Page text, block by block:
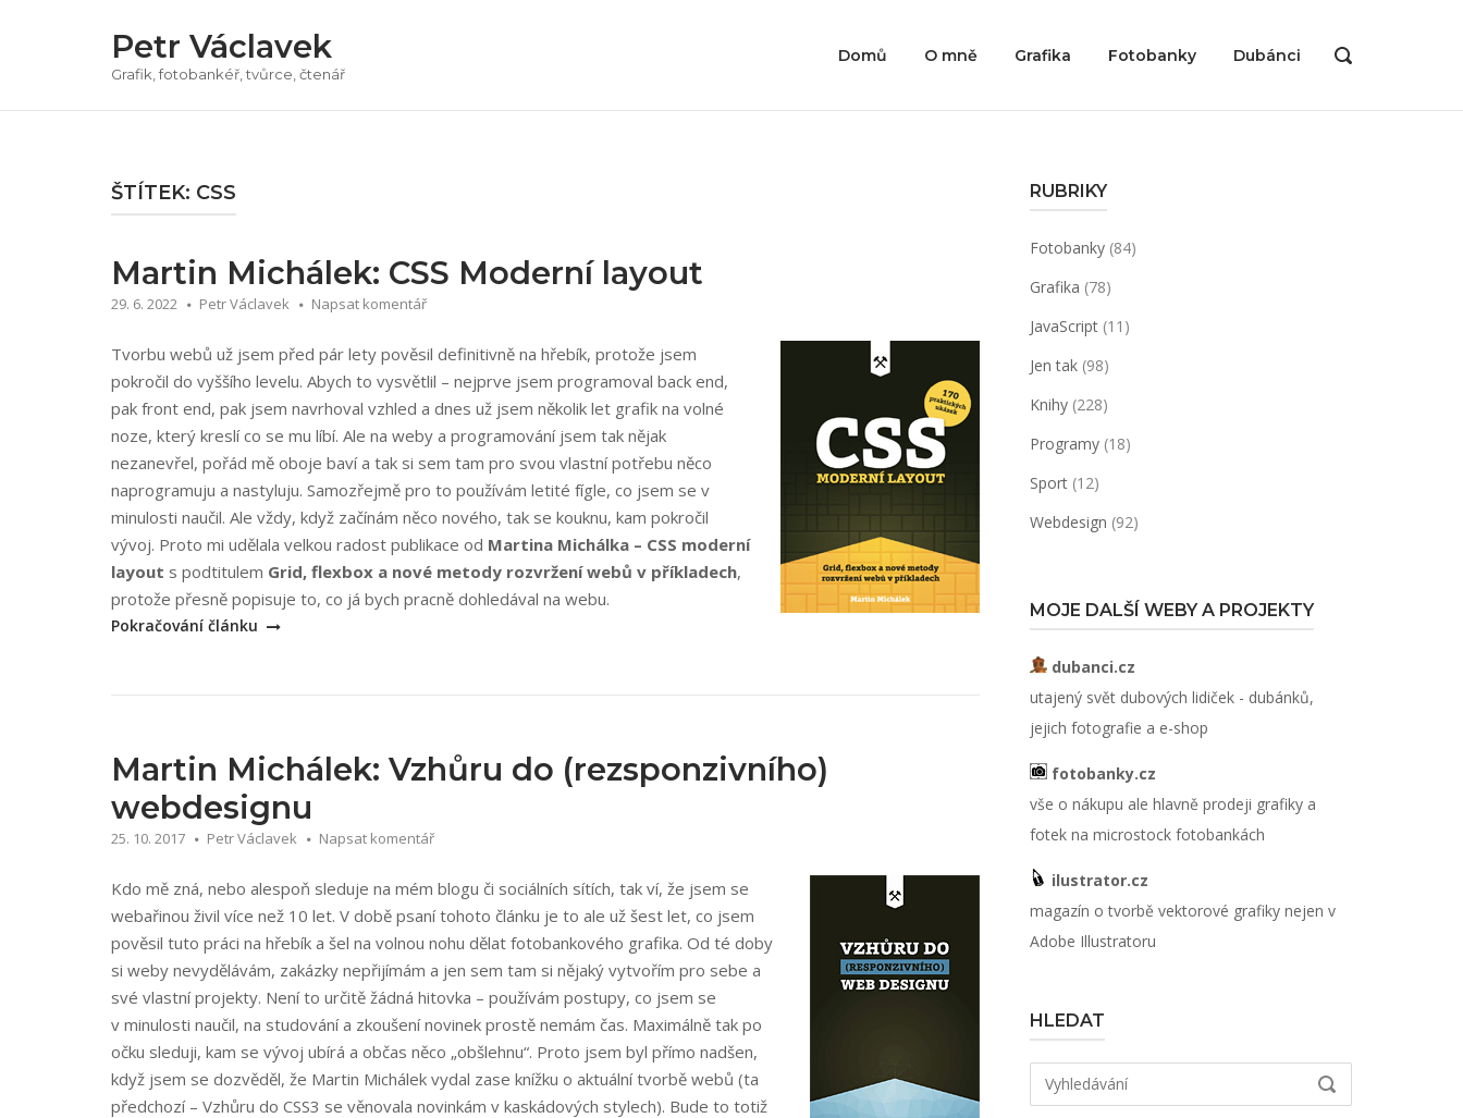
Petr Václavek
Grafik, fotobankéř, tvůrce, čtenář
Domů O mně Grafika Fotobanky Dubánci
OPEN
ŠTÍTEK: CSS
Martin Michálek: CSS Moderní layout
29. 6. 2022 Petr Václavek Napsat komentář
Tvorbu webů už jsem před pár lety pověsil definitivně na hřebík, protože jsem
pokročil do vyššího levelu. Abych to vysvětlil – nejprve jsem programoval back end,
pak front end, pak jsem navrhoval vzhled a dnes už jsem několik let grafik na volné
noze, který kreslí co se mu líbí. Ale na weby a programování jsem tak nějak
nezanevřel, pořád mě oboje baví a tak si sem tam pro svou vlastní potřebu něco
naprogramuju a nastyluju. Samozřejmě pro to používám letité fígle, co jsem se v
minulosti naučil. Ale vždy, když začínám něco nového, tak se kouknu, kam pokročil
vývoj. Proto mi udělala velkou radost publikace od Martina Michálka – CSS moderní
layout s podtitulem Grid, flexbox a nové metody rozvržení webů v příkladech,
protože přesně popisuje to, co já bych pracně dohledával na webu.
Pokračování článku
Martin Michálek: Vzhůru do (rezsponzivního)
webdesignu
25. 10. 2017 Petr Václavek Napsat komentář
Kdo mě zná, nebo alespoň sleduje na mém blogu či sociálních sítích, tak ví, že jsem se
webařinou živil více než 10 let. V době psaní tohoto článku je to ale už šest let, co jsem
pověsil tuto práci na hřebík a šel na volnou nohu dělat fotobankového grafika. Od té doby
si weby nevydělávám, zakázky nepřijímám a jen sem tam si nějaký vytvořím pro sebe a
své vlastní projekty. Není to určitě žádná hitovka – používám postupy, co jsem se
v minulosti naučil, na studování a zkoušení novinek prostě nemám čas. Maximálně tak po
očku sleduji, kam se vývoj ubírá a občas něco „obšlehnu“. Proto jsem byl přímo nadšen,
když jsem se dozvěděl, že Martin Michálek vydal zase knížku o aktuální tvorbě webů (ta
předchozí – Vzhůru do CSS3 se věnovala novinkám v kaskádových stylech). Bude to totiž
RUBRIKY
Fotobanky(84)
Grafika (78)
JavaScript(11)
Jen tak(98)
Knihy(228)
Programy(18)
Sport(12)
Webdesign (92)
MOJE DALŠÍ WEBY A PROJEKTY
dubanci.cz
utajený svět dubových lidiček - dubánků,
jejich fotografie a e-shop
fotobanky.cz
vše o nákupu ale hlavně prodeji grafiky a
fotek na microstock fotobankách
ilustrator.cz
magazín o tvorbě vektorové grafiky nejen v
Adobe Illustratoru
HLEDAT
Hledat:
VYHLEDÁVÁNÍ